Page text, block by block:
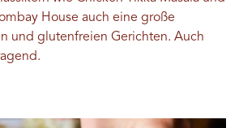
House auch eine große
und glutenfreien Gerichten. Auch